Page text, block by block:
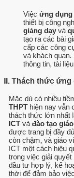
Việc ứng dụng
thiết bị công
giảng dạy và
tạo ra các bài
cấp các công
và khách quan.
thông tin, tài
II. Thách thức
Mặc dù có nhiều
THPT hiện nay vẫn
thách thức lớn nhất
ICT và đào tạo
được trang bị đầy
còn chậm, và giáo
ICT một cách hiệu
trong việc giải
đầu tư hợp lý, kế
thời để đảm bảo